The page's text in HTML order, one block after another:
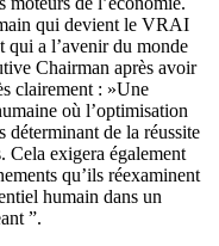
qui devient le VRAI
qui a l’avenir du monde
Chairman après avoir
clairement : »Une
où l’optimisation
déterminant de la réussite
Cela exigera également
qu’ils réexaminent
humain dans un
”.